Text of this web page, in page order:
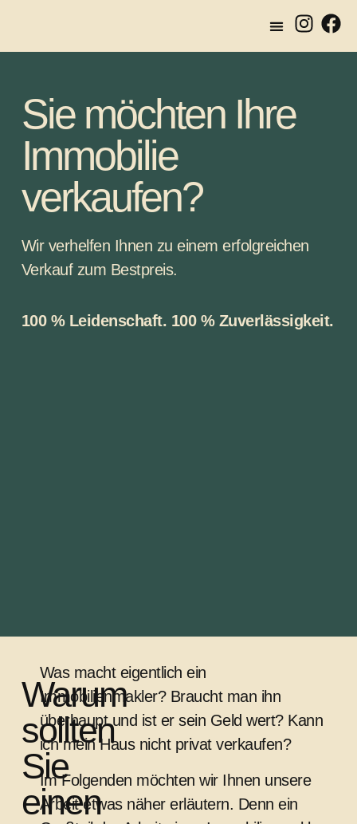
Sie möchten Ihre
Immobilie
verkaufen?
Wir verhelfen Ihnen zu einem erfolgreichen
Verkauf zum Bestpreis.
100 % Leidenschaft. 100 % Zuverlässigkeit.
Warum
sollten
Sie
einen
Was macht eigentlich ein
Immobilienmakler? Braucht man ihn
überhaupt und ist er sein Geld wert? Kann
ich mein Haus nicht privat verkaufen?
Im Folgenden möchten wir Ihnen unsere
Arbeit etwas näher erläutern. Denn ein